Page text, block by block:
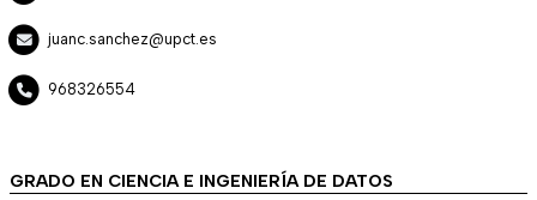
juanc.sanchez@upct.es
968326554
GRADO EN CIENCIA E INGENIERÍA DE DATOS